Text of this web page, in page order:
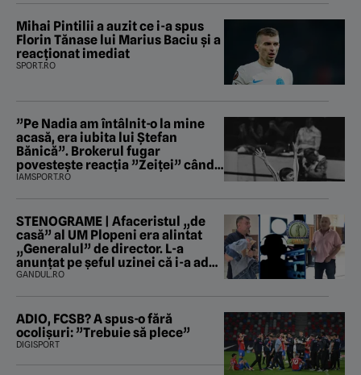
Mihai Pintilii a auzit ce i-a spus
Florin Tănase lui Marius Baciu și a
reacționat imediat
SPORT.RO
”Pe Nadia am întâlnit-o la mine
acasă, era iubita lui Ștefan
Bănică”. Brokerul fugar
povestește reacția ”Zeiței” când
i-a intrat în baie
IAMSPORT.RO
STENOGRAME | Afaceristul „de
casă” al UM Plopeni era alintat
„Generalul” de director. L-a
anunțat pe șeful uzinei că i-a adus
„subțireanu, așa”
GANDUL.RO
ADIO, FCSB? A spus-o fără
ocolișuri: ”Trebuie să plece”
DIGISPORT